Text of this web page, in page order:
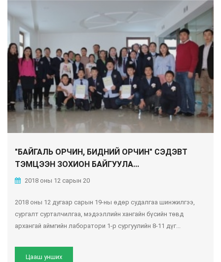
"БАЙГАЛЬ ОРЧИН, БИДНИЙ ОРЧИН" СЭДЭВТ
ТЭМЦЭЭН ЗОХИОН БАЙГУУЛА...
2018 оны 12 сарын 20
2018 оны 12 дугаар сарын 19-ны өдөр судалгаа шинжилгээ,
сургалт сурталчилгаа, мэдээллийн хангайн бүсийн төвд
архангай аймгийн лаборатори 1-р сургуулийн 8-11 дүг...
Цааш унших